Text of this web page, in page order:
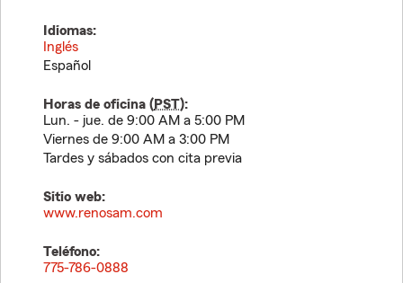
Idiomas:
Inglés
Español
Horas de oficina (PST):
Lun. - jue. de 9:00 AM a 5:00 PM
Viernes de 9:00 AM a 3:00 PM
Tardes y sábados con cita previa
Sitio web:
www.renosam.com
Teléfono:
775-786-0888